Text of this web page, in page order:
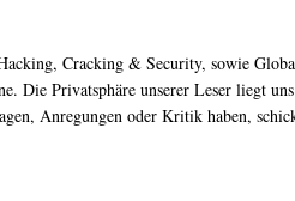
Cracking & Security, sowie
Die Privatsphäre unserer Leser liegt
Anregungen oder Kritik haben,